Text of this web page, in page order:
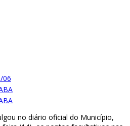
no diário oficial do Município,